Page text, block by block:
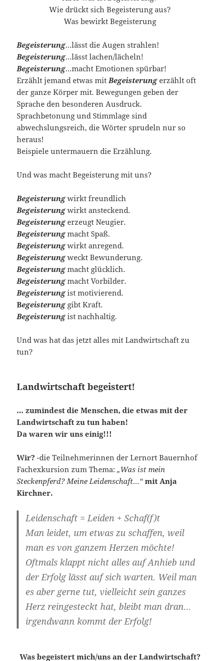
Wie drückt sich Begeisterung aus?
Was bewirkt Begeisterung
Begeisterung…lässt die Augen strahlen!
Begeisterung…lässt lachen/lächeln!
Begeisterung…macht Emotionen spürbar!
Erzählt jemand etwas mitBegeisterungerzählt oft
der ganze Körper mit. Bewegungen geben der
Sprache den besonderen Ausdruck.
Sprachbetonung und Stimmlage sind
abwechslungsreich, die Wörter sprudeln nur so
heraus!
Beispiele untermauern die Erzählung.
Und was macht Begeisterung mit uns?
Begeisterungwirkt freundlich
Begeisterungwirkt ansteckend.
Begeisterungerzeugt Neugier.
Begeisterungmacht Spaß.
Begeisterungwirkt anregend.
Begeisterungweckt Bewunderung.
Begeisterungmacht glücklich.
Begeisterungmacht Vorbilder.
Begeisterungist motivierend.
Begeisterunggibt Kraft.
Begeisterungist nachhaltig.
Und was hat das jetzt alles mit Landwirtschaft zu
tun?
Landwirtschaft begeistert!
… zumindest die Menschen, die etwas mit der
Landwirtschaft zu tun haben!
Da waren wir uns einig!!!
Wir? -die Teilnehmerinnen der Lernort Bauernhof
Fachexkursion zum Thema:„Was ist mein
Steckenpferd? Meine Leidenschaft…“ mit Anja
Kirchner.
Leidenschaft = Leiden + Schaf(f)t
Man leidet, um etwas zu schaffen, weil
man es von ganzem Herzen möchte!
Oftmals klappt nicht alles auf Anhieb und
der Erfolg lässt auf sich warten. Weil man
es aber gerne tut, vielleicht sein ganzes
Herz reingesteckt hat, bleibt man dran…
irgendwann kommt der Erfolg!
Was begeistert mich/uns an der Landwirtschaft?